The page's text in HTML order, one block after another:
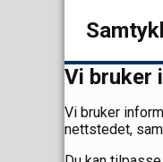
Vi bruker
Vi bruker
nettstedet,